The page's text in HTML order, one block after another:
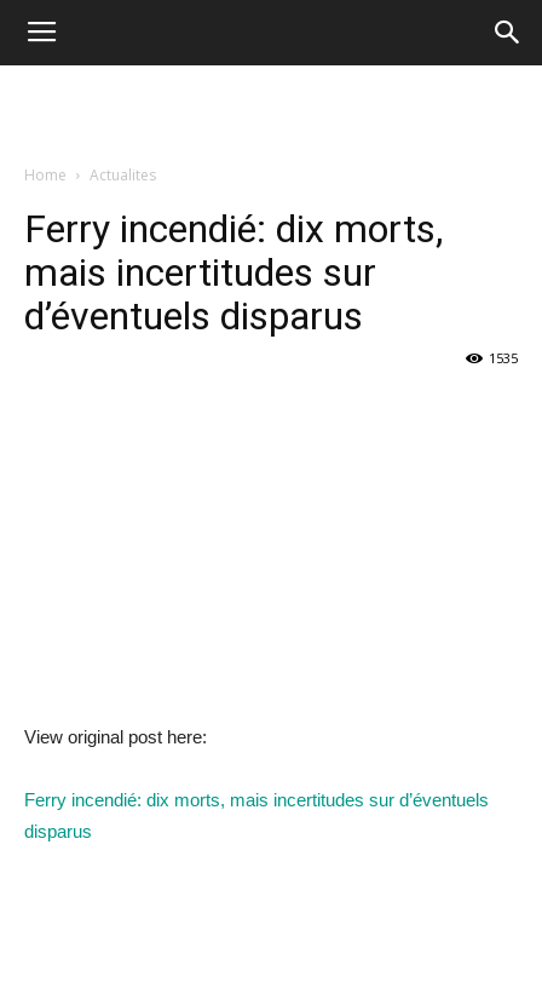
Home Actualites
Ferry incendié: dix morts,
mais incertitudes sur
d’éventuels disparus
1535
View original post here:
Ferry incendié: dix morts, mais incertitudes sur d’éventuels
disparus